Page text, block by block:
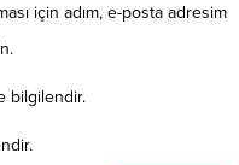
için adım, e-posta adresim
bilgilendir.